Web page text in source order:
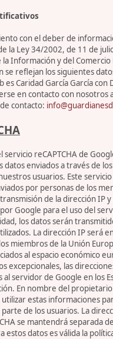
con el deber de
la Ley 34/2002, de 11 de
la Información y del Comercio
se reflejan los siguientes
es Caridad García García con
en contacto con nosotros
contacto:
servicio reCAPTCHA de
datos enviados a través de
usuarios. Este
por personas de los
de la dirección IP
Google para el uso del
los datos serán
La dirección IP será
miembros de la Unión
al espacio económico
excepcionales, las
al servidor de Google en los
En nombre del
utilizar estas informaciones
de los usuarios. La
se mantendrá separada
estos datos es válida la